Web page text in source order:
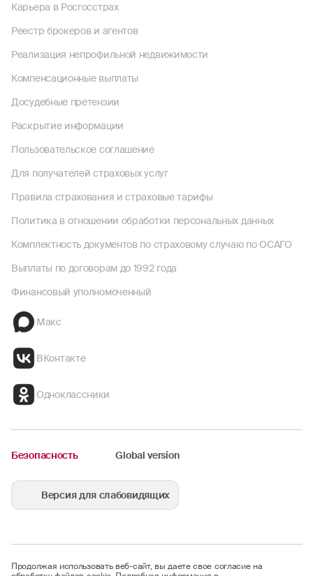
Карьера в Росгосстрах
Реестр брокеров и агентов
Реализация непрофильной недвижимости
Компенсационные выплаты
Досудебные претензии
Раскрытие информации
Пользовательское соглашение
Для получателей страховых услуг
Правила страхования и страховые тарифы
Политика в отношении обработки персональных данных
Комплектность документов по страховому случаю по ОСАГО
Выплаты по договорам до 1992 года
Финансовый уполномоченный
Макс
ВКонтакте
Одноклассники
Безопасность Global version
Версия для слабовидящих
Продолжая использовать веб-сайт, вы даете свое согласие на